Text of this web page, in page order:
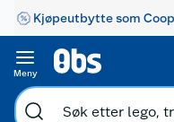
Kjøpeutbytte som
Meny